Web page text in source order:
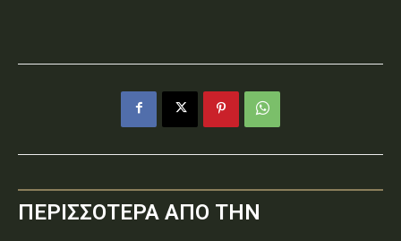
ΠΕΡΙΣΣΟΤΕΡΑ ΑΠΟ ΤΗΝ